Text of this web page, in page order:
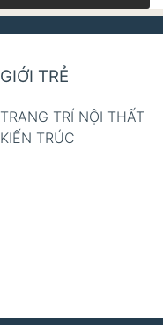
GIỚI TRẺ
TRANG TRÍ NỘI THẤT
KIẾN TRÚC